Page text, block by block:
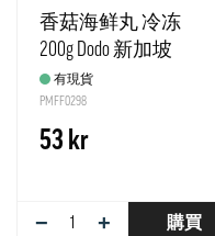
香菇海鲜丸 冷冻
200g Dodo 新加坡
有現貨
PMFF0298
53 kr
− + 購買